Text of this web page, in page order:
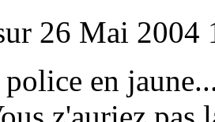
26 Mai 2004
en